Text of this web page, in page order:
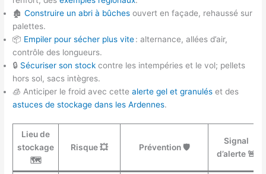
🏚️Construire un abri à bûches ouvert en façade, rehaussé sur
palettes.
📦 Empiler pour sécher plus vite: alternance, allées d’air,
contrôle des longueurs.
🔒 Sécuriser son stock contre les intempéries et le vol; pellets
hors sol, sacs intègres.
🧊 Anticiper le froid avec cettealerte gel et granulés et des
astuces de stockage dans les Ardennes.
Lieu de
stockage
🗺️
Risque 💥 Prévention 🛡️
Signal
d’alerte 🚨